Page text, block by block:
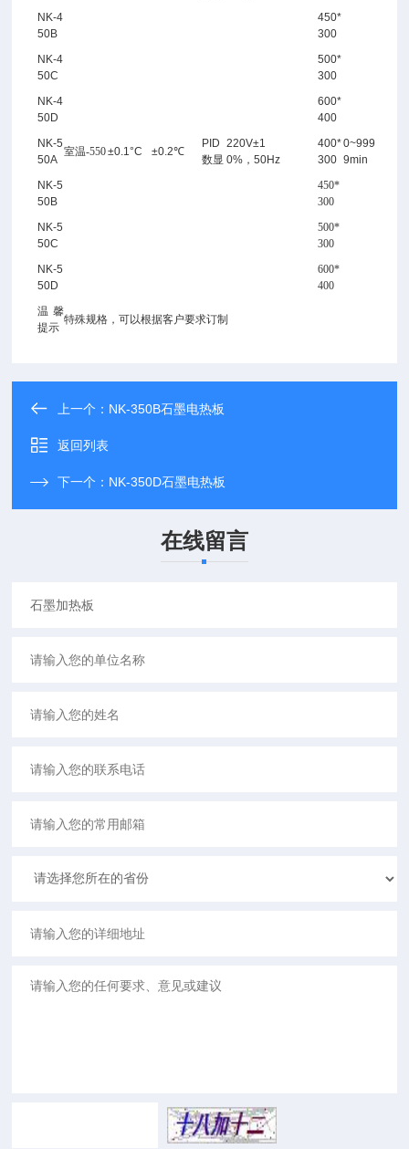
NK-4
50B
450*
300
NK-4
50C
500*
300
NK-4
50D
600*
400
NK-5
50A
室温-550±0.1°C ±0.2℃
PID
数显
220V±1
0%，50Hz
400*
300
0~999
9min
NK-5
50B
450*
300
NK-5
50C
500*
300
NK-5
50D
600*
400
温馨
提示
特殊规格，可以根据客户要求订制
上一个： NK-350B石墨电热板
返回列表
下一个： NK-350D石墨电热板
在线留言